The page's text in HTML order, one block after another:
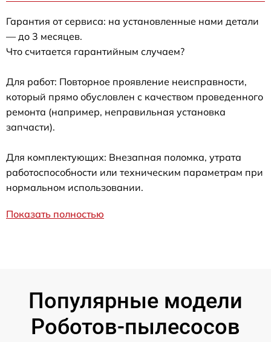
Гарантия от сервиса: на установленные нами детали
— до 3 месяцев.
Что считается гарантийным случаем?
Для работ: Повторное проявление неисправности,
который прямо обусловлен с качеством проведенного
ремонта (например, неправильная установка
запчасти).
Для комплектующих: Внезапная поломка, утрата
работоспособности или техническим параметрам при
нормальном использовании.
Показать полностью
Популярные модели
Роботов-пылесосов